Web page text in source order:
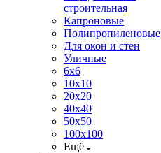
строительная
Капроновые
Полипропиленовые
Для окон и стен
Уличные
6х6
10х10
20х20
40х40
50х50
100х100
Ещё